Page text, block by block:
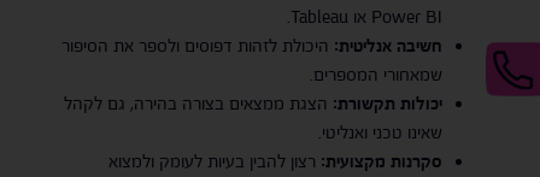
Power BI או Tableau.
חשיבה אנליטית: היכולת לזהות דפוסים ולספר את הסיפור
שמאחורי המספרים.
יכולות תקשורת: הצגת ממצאים בצורה בהירה, גם לקהל
שאינו טכני ואנליטי.
סקרנות מקצועית: רצון להבין בעיות לעומק ולמצוא